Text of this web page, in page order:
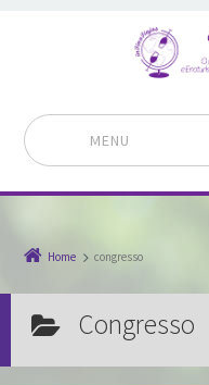
MENU
Home congresso
congresso